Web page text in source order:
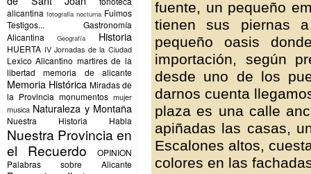
alicantina fotografia nocturna Fuimos
Testigos...
Gastronomía
Alicantina
Geografía Historia
HUERTA IV Jornadas de la Ciudad
Lexico Alicantino martires de la
libertad
memoria de alicante
Memoria Histórica Miradas de
la Provincia monumentos mujer
musica Naturaleza y Montaña
Nuestra Historia Habla
Nuestra Provincia en
el Recuerdo
OPINION
Palabras sobre Alicante
fuente, un pequeño
tienen sus piernas
pequeño oasis
importación, según
desde uno de los
darnos cuenta
plaza es una calle
apiñadas las casas,
Escalones altos,
colores en las